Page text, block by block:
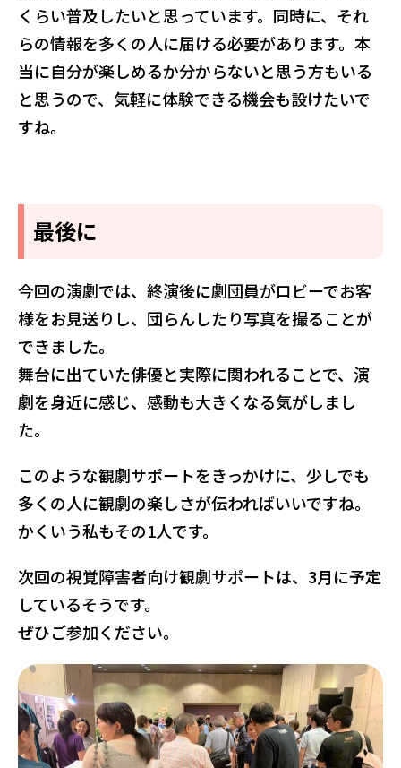
くらい普及したいと思っています。同時に、それ
らの情報を多くの人に届ける必要があります。本
当に自分が楽しめるか分からないと思う方もいる
と思うので、気軽に体験できる機会も設けたいで
すね。
最後に
今回の演劇では、終演後に劇団員がロビーでお客
様をお見送りし、団らんしたり写真を撮ることが
できました。
舞台に出ていた俳優と実際に関われることで、演
劇を身近に感じ、感動も大きくなる気がしまし
た。
このような観劇サポートをきっかけに、少しでも
多くの人に観劇の楽しさが伝わればいいですね。
かくいう私もその1人です。
次回の視覚障害者向け観劇サポートは、3月に予定
しているそうです。
ぜひご参加ください。